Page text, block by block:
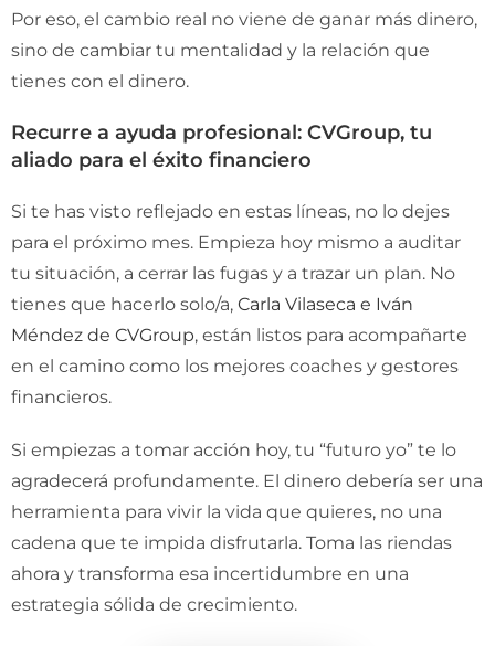
Por eso, el cambio real no viene de ganar más dinero,
sino de cambiar tu mentalidad y la relación que
tienes con el dinero.
Recurre a ayuda profesional: CVGroup, tu
aliado para el éxito financiero
Si te has visto reflejado en estas líneas, no lo dejes
para el próximo mes. Empieza hoy mismo a auditar
tu situación, a cerrar las fugas y a trazar un plan. No
tienes que hacerlo solo/a, Carla Vilaseca e Iván
Méndez de CVGroup, están listos para acompañarte
en el camino como los mejores coaches y gestores
financieros.
Si empiezas a tomar acción hoy, tu “futuro yo” te lo
agradecerá profundamente. El dinero debería ser una
herramienta para vivir la vida que quieres, no una
cadena que te impida disfrutarla. Toma las riendas
ahora y transforma esa incertidumbre en una
estrategia sólida de crecimiento.